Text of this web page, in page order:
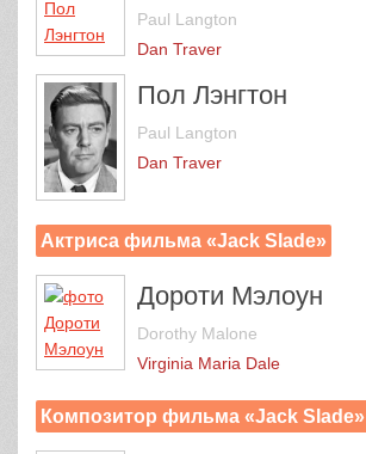
Paul Langton
Dan Traver
Пол Лэнгтон
Paul Langton
Dan Traver
Актриса фильма «Jack Slade»
Дороти Мэлоун
Dorothy Malone
Virginia Maria Dale
Композитор фильма «Jack Slade»